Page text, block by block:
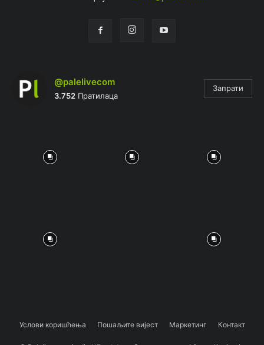
@palelivecom
3.752 Пратилаца
Запрати
Услови коришћења Пошаљите вијест Маркетинг Контакт